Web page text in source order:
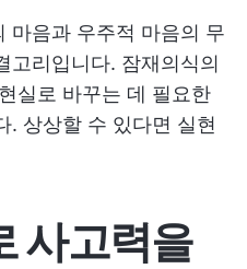
마음과 우주적 마음의 무
고리입니다. 잠재의식의
실로 바꾸는 데 필요한
. 상상할 수 있다면 실현
사고력을